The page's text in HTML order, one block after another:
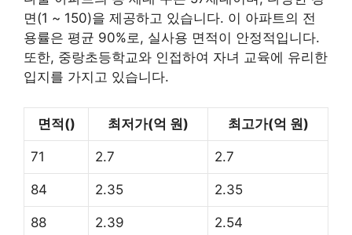
면(1 ~ 150)을 제공하고 있습니다. 이 아파트의 전
용률은 평균 90%로, 실사용 면적이 안정적입니다.
또한, 중랑초등학교와 인접하여 자녀 교육에 유리한
입지를 가지고 있습니다.
면적() 최저가(억 원) 최고가(억 원)
71 2.7 2.7
84 2.35 2.35
88 2.39 2.54